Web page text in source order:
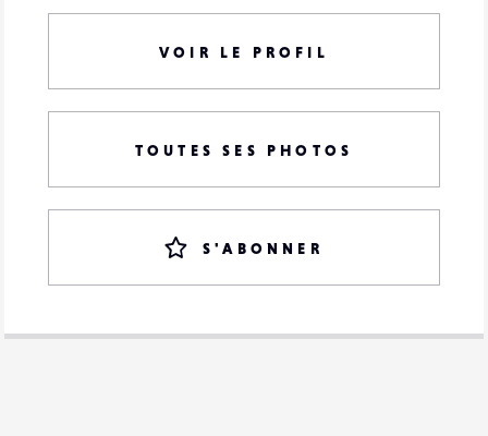
VOIR LE PROFIL
TOUTES SES PHOTOS
S'ABONNER